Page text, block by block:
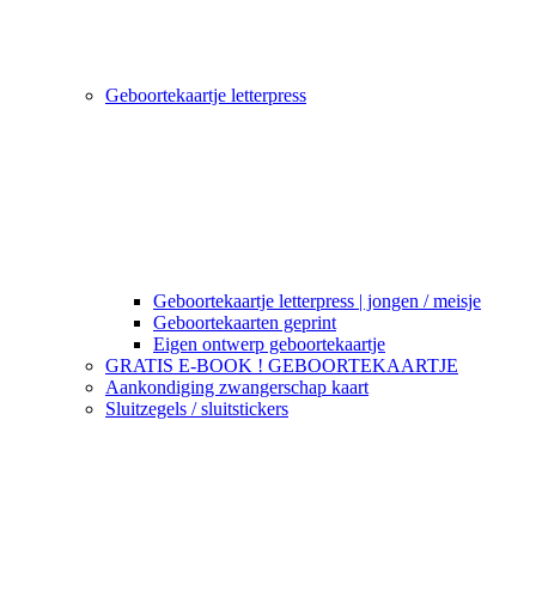
Geboortekaartje letterpress
Geboortekaartje letterpress | jongen / meisje
Geboortekaarten geprint
Eigen ontwerp geboortekaartje
GRATIS E-BOOK ! GEBOORTEKAARTJE
Aankondiging zwangerschap kaart
Sluitzegels / sluitstickers